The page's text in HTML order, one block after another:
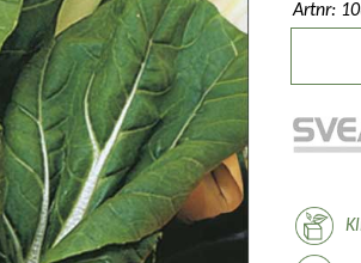
Artnr: